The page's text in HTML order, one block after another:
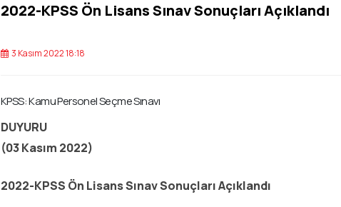
2022-KPSS Ön Lisans Sınav Sonuçları Açıklandı
3 Kasım 2022 18:18
KPSS: Kamu Personel Seçme Sınavı
DUYURU
(03 Kasım 2022)
2022-KPSS Ön Lisans Sınav Sonuçları Açıklandı